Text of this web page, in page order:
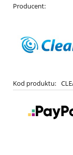
Producent:
Kod produktu: